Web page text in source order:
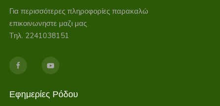
Για περισσότερες πληροφορίες παρακαλώ
επικοινωνηστε μαζι μας
Tηλ. 2241038151
Εφημερίες Ρόδου